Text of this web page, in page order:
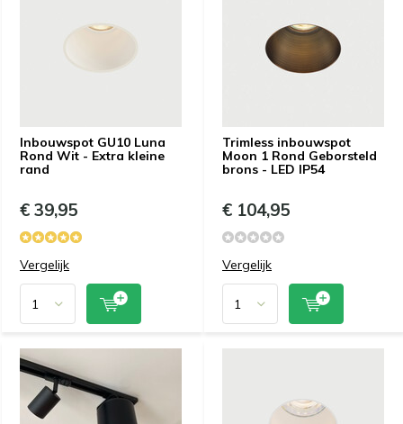
Inbouwspot GU10 Luna
Rond Wit - Extra kleine
rand
€ 39,95
Vergelijk
Trimless inbouwspot
Moon 1 Rond Geborsteld
brons - LED IP54
€ 104,95
Vergelijk